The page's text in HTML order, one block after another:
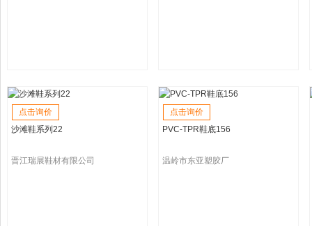
点击询价
沙滩鞋系列22
晋江瑞展鞋材有限公司
点击询价
PVC-TPR鞋底156
温岭市东亚塑胶厂